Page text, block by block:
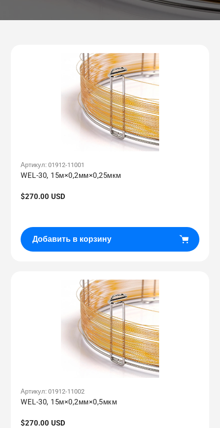
Артикул: 01912-11001
WEL-30, 15м×0,2мм×0,25мкм
Обычная
$270.00 USD
Добавить в корзину
Артикул: 01912-11002
WEL-30, 15м×0,2мм×0,5мкм
Обычная
$270.00 USD